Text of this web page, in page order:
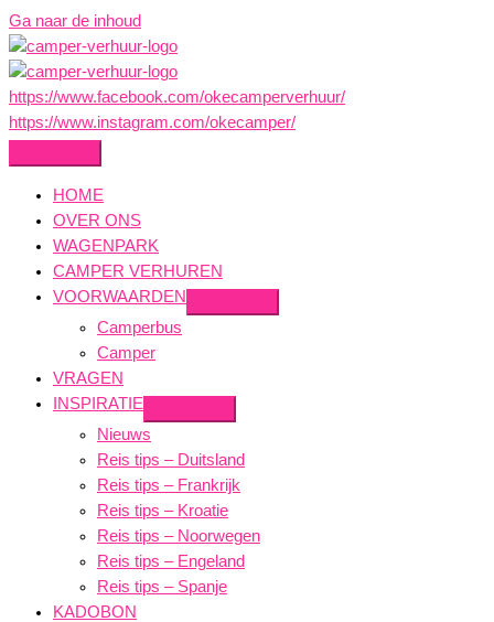
Ga naar de inhoud
https://www.facebook.com/okecamperverhuur/
https://www.instagram.com/okecamper/
HOME
OVER ONS
WAGENPARK
CAMPER VERHUREN
VOORWAARDEN
Camperbus
Camper
VRAGEN
INSPIRATIE
Nieuws
Reis tips – Duitsland
Reis tips – Frankrijk
Reis tips – Kroatie
Reis tips – Noorwegen
Reis tips – Engeland
Reis tips – Spanje
KADOBON